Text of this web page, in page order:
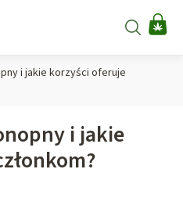
Szukaj
i jakie korzyści oferuje
i jakie